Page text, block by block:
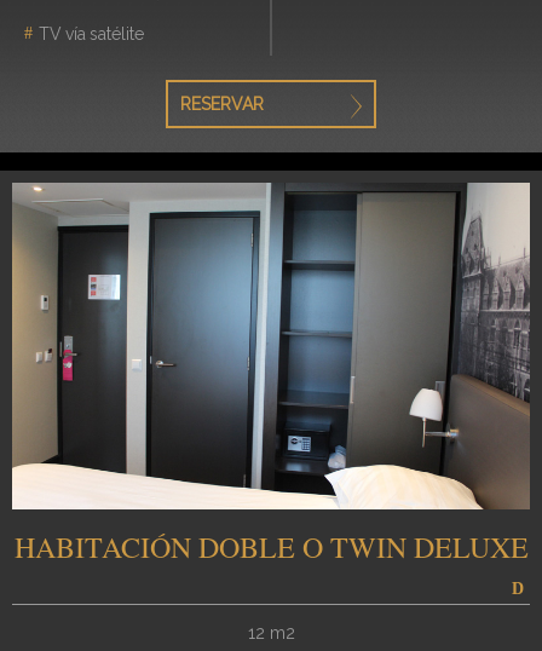
TV vía satélite
RESERVAR
HABITACIÓN DOBLE O TWIN DELUXE
12 m2